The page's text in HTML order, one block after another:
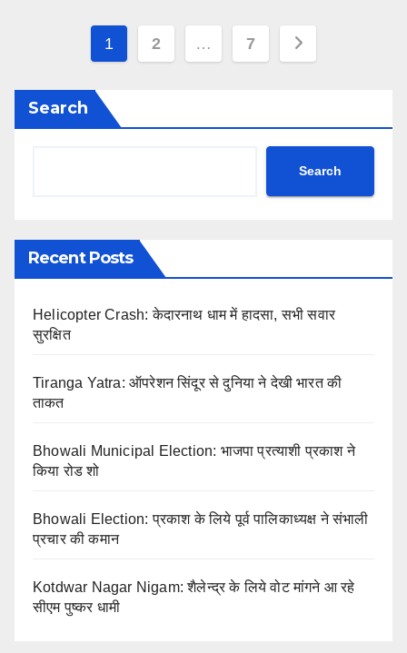
Posts
1 2 … 7
Search
Search
Recent Posts
Helicopter Crash: केदारनाथ धाम में हादसा, सभी सवार
सुरक्षित
Tiranga Yatra: ऑपरेशन सिंदूर से दुनिया ने देखी भारत की
ताकत
Bhowali Municipal Election: भाजपा प्रत्याशी प्रकाश ने
किया रोड शो
Bhowali Election: प्रकाश के लिये पूर्व पालिकाध्यक्ष ने संभाली
प्रचार की कमान
Kotdwar Nagar Nigam: शैलेन्द्र के लिये वोट मांगने आ रहे
सीएम पुष्कर धामी